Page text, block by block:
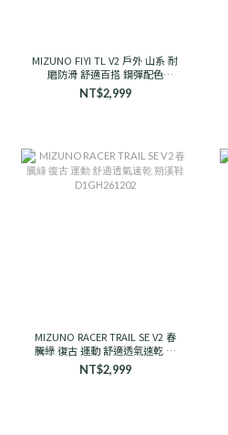
MIZUNO FIYI TL V2 戶外 山系 耐
磨防滑 舒適百搭 鋼彈配色
D1GH251910 男女款
NT$2,999
MIZUNO RACER TRAIL SE V2 春
騰綠 復古 運動 舒適透氣速乾 朔
溪鞋 D1GH261202
NT$2,999